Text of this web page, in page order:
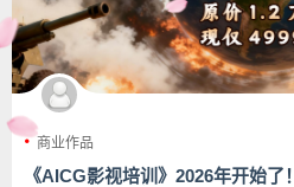
商业作品
《AICG影视培训》2026年开始了！